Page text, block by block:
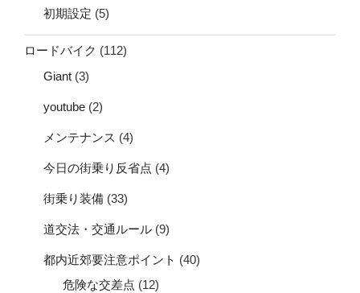
初期設定 (5)
ロードバイク (112)
Giant (3)
youtube (2)
メンテナンス (4)
今日の街乗り反省点 (4)
街乗り装備 (33)
道交法・交通ルール (9)
都内近郊要注意ポイント (40)
危険な交差点 (12)